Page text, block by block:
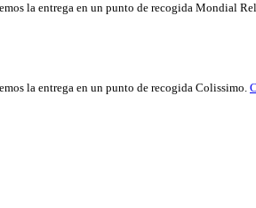
la entrega en un punto de recogida Mondial
la entrega en un punto de recogida Colissimo.